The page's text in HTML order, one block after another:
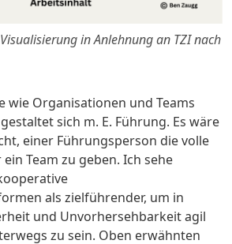
in Anlehnung an TZI nach
wie Organisationen und Teams
sich m. E. Führung. Es wäre
einer Führungsperson die volle
Team zu geben. Ich sehe
als zielführender, um in
und Unvorhersehbarkeit agil
zu sein. Oben erwähnten